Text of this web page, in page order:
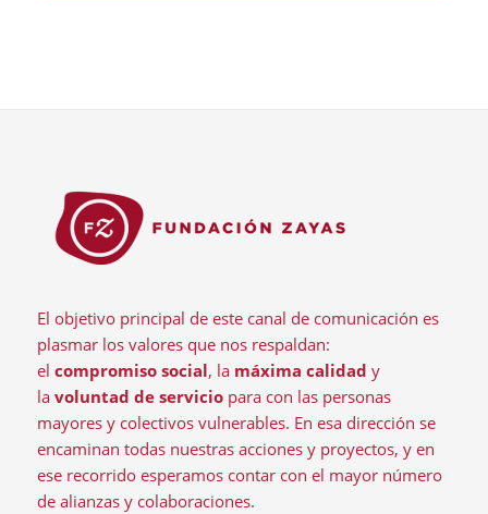
El objetivo principal de este canal de comunicación es
plasmar los valores que nos respaldan:
el compromiso social, la máxima calidad y
la voluntad de serviciopara con las personas
mayores y colectivos vulnerables. En esa dirección se
encaminan todas nuestras acciones y proyectos, y en
ese recorrido esperamos contar con el mayor número
de alianzas y colaboraciones.